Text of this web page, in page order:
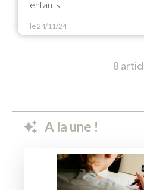
enfants.
le 24/11/24
8
A la une !